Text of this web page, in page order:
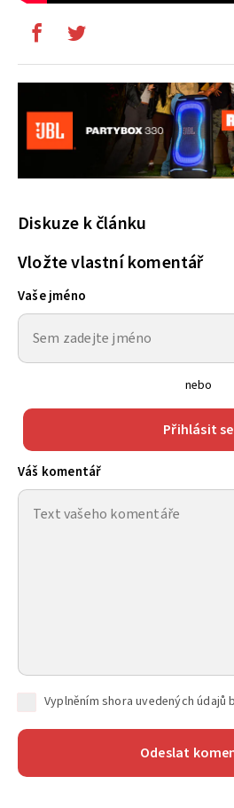
Diskuze k článku
Vložte vlastní komentář
Vaše jméno
nebo
Přihlásit se
Váš komentář